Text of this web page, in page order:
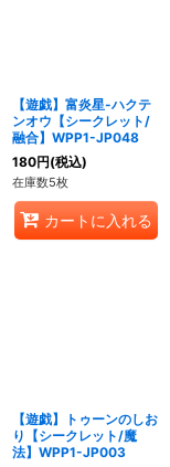
【遊戯】富炎星-ハクテ
ンオウ【シークレット/
融合】WPP1-JP048
180円(税込)
在庫数5枚
カートに入れる
【遊戯】トゥーンのしお
り【シークレット/魔
法】WPP1-JP003